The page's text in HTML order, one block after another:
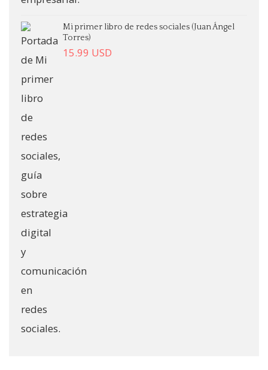
Mi primer libro de redes sociales (Juan Ángel
Torres)
15.99 USD